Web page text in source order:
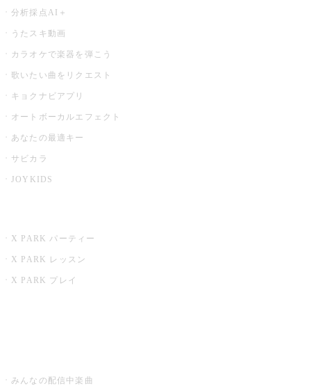
分析採点AI＋
うたスキ動画
カラオケで楽器を弾こう
歌いたい曲をリクエスト
キョクナビアプリ
オートボーカルエフェクト
あなたの最適キー
サビカラ
JOYKIDS
X PARK パーティー
X PARK レッスン
X PARK プレイ
みんなの配信中楽曲